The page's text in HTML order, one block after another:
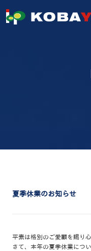
夏季休業のお知らせ
平素は格別のご愛顧を賜り
さて、本年の夏季休業につ